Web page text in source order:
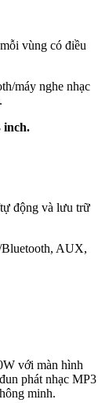
vùng có điều
máy nghe nhạc
inch.
động và lưu trữ
AUX,
với màn hình
phát nhạc MP3
minh.